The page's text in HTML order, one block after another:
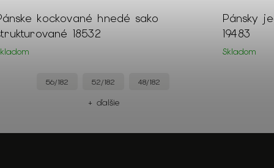
jednoduchý bledohnedý pulóver
XL
+ ďalšie
Pánsky
Skladom